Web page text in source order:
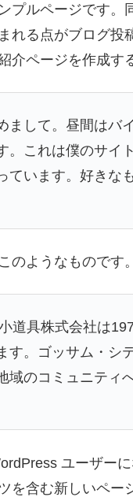
プルページです。
れる点がブログ投
介ページを作成す
まして。昼間はバ
。これは僕のサイ
ています。好きな
のようなものです。
道具株式会社は
す。ゴッサム・シ
域のコミュニティ
ユーザーに
を含む新しいペー